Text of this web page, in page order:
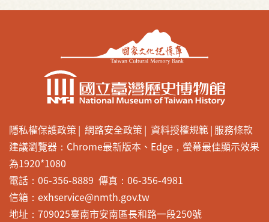
隱私權保護政策 網路安全政策 資料授權規範 服務條款
建議瀏覽器：Chrome最新版本、Edge，螢幕最佳顯示效果
為1920*1080
電話：06-356-8889 傳真：06-356-4981
信箱：exhservice@nmth.gov.tw
地址：709025臺南市安南區長和路一段250號